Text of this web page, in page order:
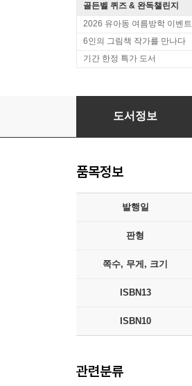
골든벨 퀴즈 & 완독챌린지
2026 유아동 여름방학 이벤트
6인의 그림책 작가를 만나다
기간 한정 특가 도서
파도와 나
도서정보
품목정보
발행일
판형
쪽수, 무게, 크기
ISBN13
ISBN10
관련분류